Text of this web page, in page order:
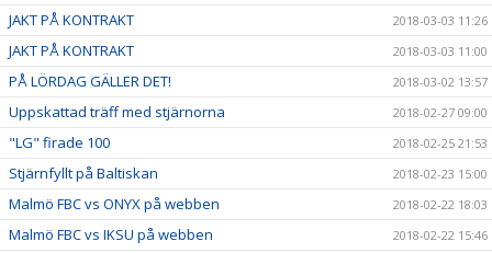
JAKT PÅ KONTRAKT 2018-03-03 11:26
JAKT PÅ KONTRAKT 2018-03-03 11:00
PÅ LÖRDAG GÄLLER DET! 2018-03-02 13:57
Uppskattad träff med stjärnorna 2018-02-27 09:00
"LG" firade 100 2018-02-25 21:53
Stjärnfyllt på Baltiskan 2018-02-23 15:00
Malmö FBC vs ONYX på webben 2018-02-22 18:03
Malmö FBC vs IKSU på webben 2018-02-22 15:46